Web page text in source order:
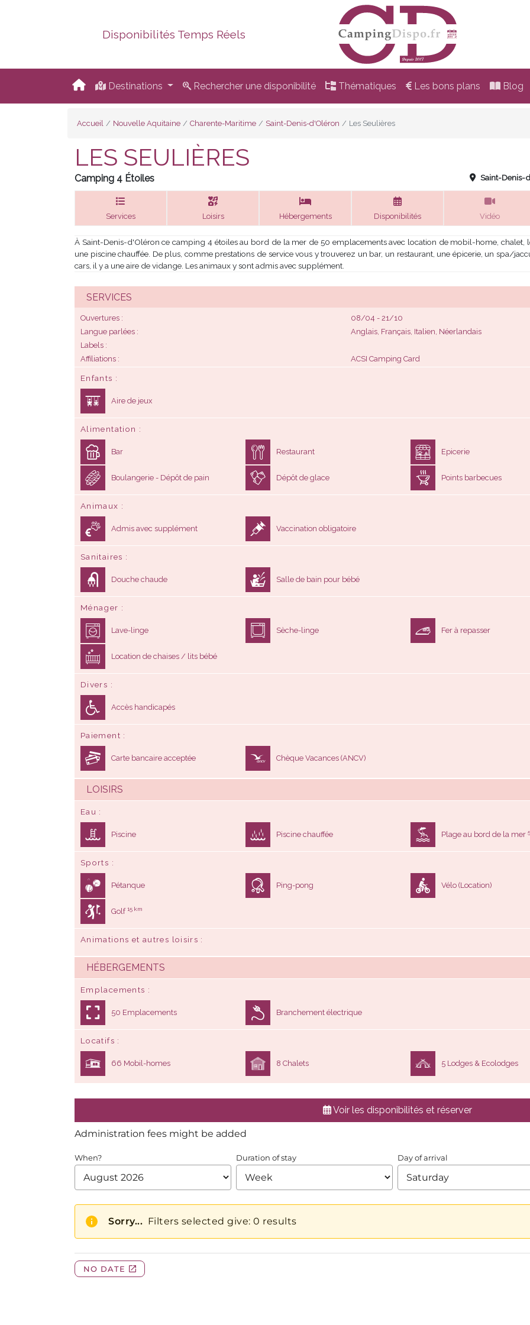
Disponibilités Temps Réels
Destinations Rechercher une disponibilité Thématiques Les bons plans Blog
Accueil Nouvelle Aquitaine Charente-Maritime Saint-Denis-d'Oléron Les Seulières
LES SEULIÈRES
Camping 4 Étoiles Saint-Denis-
Services Loisirs Hébergements Disponibilités Vidéo
À Saint-Denis-d'Oléron ce camping 4 étoiles au bord de la mer de 50 emplacements avec location de mobil-home,
une piscine chauffée. De plus, comme prestations de service vous y trouverez un bar, un restaurant, une épicerie, un spa/
cars, il y a une aire de vidange. Les animaux y sont admis avec supplément.
SERVICES
Ouvertures
08/04 - 21/10
Langue parlées
Anglais, Français, Italien, Néerlandais
Labels
Affiliations
ACSI Camping Card
Enfants
Aire de jeux
Alimentation
Bar Restaurant Epicerie
Boulangerie - Dépôt de pain Dépôt de glace Points barbecues
Animaux
Admis avec supplément Vaccination obligatoire
Sanitaires
Douche chaude Salle de bain pour bébé
Ménager
Lave-linge Sèche-linge Fer à repasser
Location de chaises / lits bébé
Divers
Accès handicapés
Paiement
Carte bancaire acceptée Chèque Vacances (ANCV)
LOISIRS
Eau
Piscine Piscine chauffée Plage au bord de la mer
Sports
Pétanque Ping-pong Vélo (Location)
Golf15 km
Animations et autres loisirs
HÉBERGEMENTS
Emplacements
50 Emplacements Branchement électrique
Locatifs
66 Mobil-homes 8 Chalets 5 Lodges & Ecolodges
Voir les disponibilités et réserver